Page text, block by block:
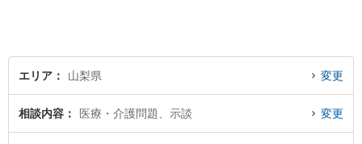
エリア 山梨県 変更
相談内容 医療・介護問題、示談 変更